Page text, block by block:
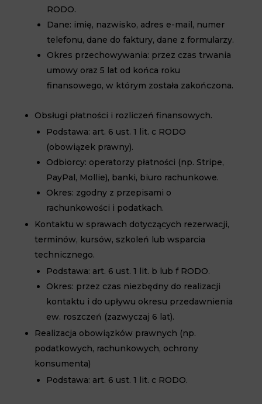
RODO.
Dane: imię, nazwisko, adres e-mail, numer
telefonu, dane do faktury, dane z formularzy.
Okres przechowywania: przez czas trwania
umowy oraz 5 lat od końca roku
finansowego, w którym została zakończona.
Obsługi płatności i rozliczeń finansowych.
Podstawa: art. 6 ust. 1 lit. c RODO
(obowiązek prawny).
Odbiorcy: operatorzy płatności (np. Stripe,
PayPal, Mollie), banki, biuro rachunkowe.
Okres: zgodny z przepisami o
rachunkowości i podatkach.
Kontaktu w sprawach dotyczących rezerwacji,
terminów, kursów, szkoleń lub wsparcia
technicznego.
Podstawa: art. 6 ust. 1 lit. b lub f RODO.
Okres: przez czas niezbędny do realizacji
kontaktu i do upływu okresu przedawnienia
ew. roszczeń (zazwyczaj 6 lat).
Realizacja obowiązków prawnych (np.
podatkowych, rachunkowych, ochrony
konsumenta)
Podstawa: art. 6 ust. 1 lit. c RODO.